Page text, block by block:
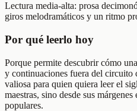
Lectura media-alta: prosa
giros melodramáticos y un ritmo
Por qué leerlo hoy
Porque permite descubrir cómo
y continuaciones fuera del circuito
valiosa para quien quiera leer el
maestras, sino desde sus
populares.